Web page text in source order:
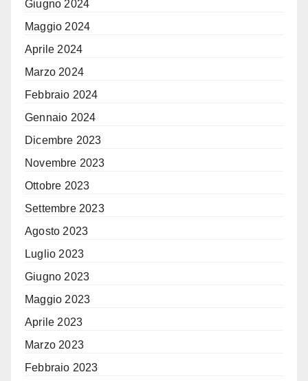
Giugno 2024
Maggio 2024
Aprile 2024
Marzo 2024
Febbraio 2024
Gennaio 2024
Dicembre 2023
Novembre 2023
Ottobre 2023
Settembre 2023
Agosto 2023
Luglio 2023
Giugno 2023
Maggio 2023
Aprile 2023
Marzo 2023
Febbraio 2023